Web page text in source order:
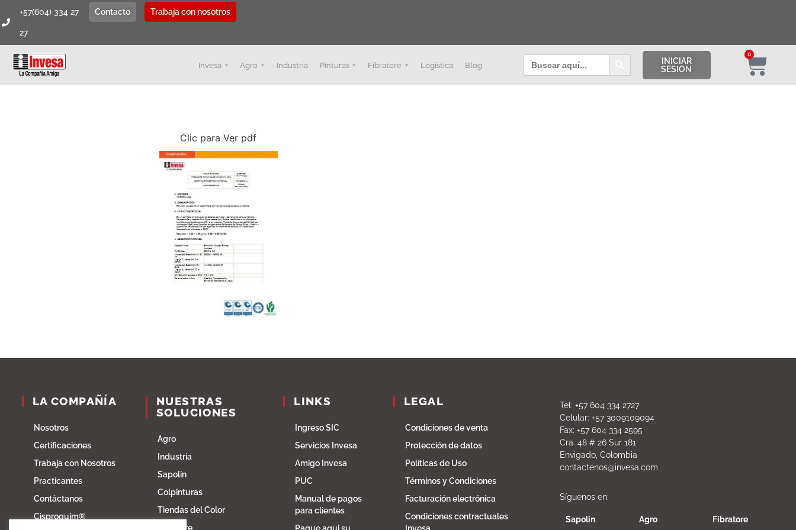
+57(604) 334 27
27
Contacto Trabaja con nosotros
Invesa Agro Industria Pinturas Fibratore Logística Blog
Buscar: Botón de búsqueda
INICIAR
SESION
0
Clic para Ver pdf
LA COMPAÑÍA
Nosotros
Certificaciones
Trabaja con Nosotros
Practicantes
Contáctanos
Cisproquim®
NUESTRAS
SOLUCIONES
Agro
Industria
Sapolin
Colpinturas
Tiendas del Color
Fibratore
LINKS
Ingreso SIC
Servicios Invesa
Amigo Invesa
PUC
Manual de pagos
para clientes
LEGAL
Condiciones de venta
Protección de datos
Políticas de Uso
Términos y Condiciones
Facturación electrónica
Condiciones contractuales
Tel: +57 604 334 2727
Celular: +57 3009109094
Fax: +57 604 334 2595
Cra. 48 # 26 Sur 181
Envigado, Colombia
contactenos@invesa.com
Síguenos en:
Sapolin Agro Fibratore